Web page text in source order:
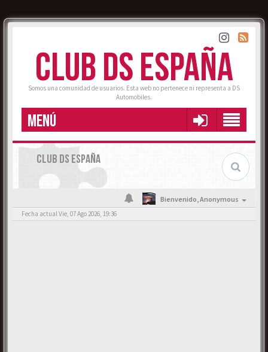
CLUB DS ESPAÑA
Somos una comunidad de usuarios. Esta web no pertenece ni representa a DS
Automobiles.
MENÚ
CLUB DS ESPAÑA
Bienvenido,Anonymous
Fecha actual Vie, 07 Ago 2026, 19:36